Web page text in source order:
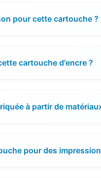
pour cette cartouche ?
cartouche d'encre ?
à partir de
pour des